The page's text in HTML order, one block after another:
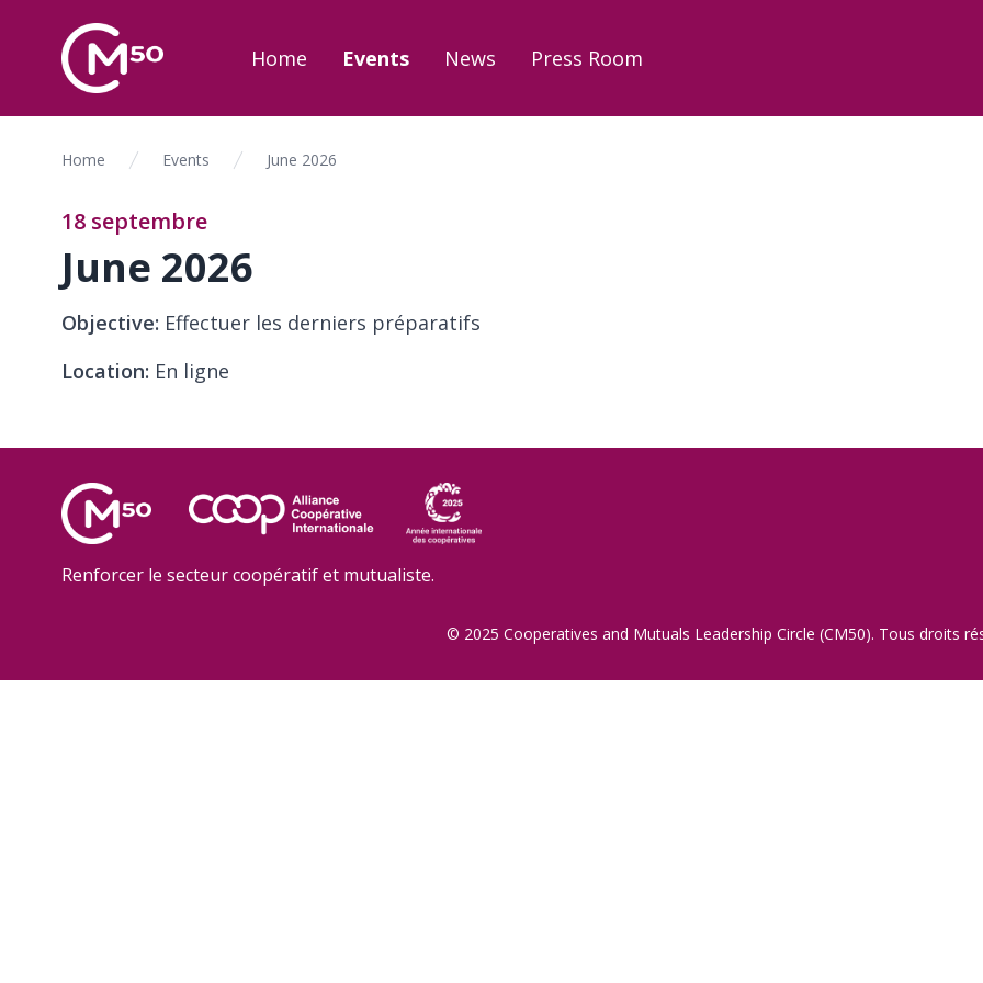
Home Events News Press Room
Home Events June 2026
18 septembre
June 2026
Objective: Effectuer les derniers préparatifs
Location: En ligne
Renforcer le secteur coopératif et mutualiste.
© 2025 Cooperatives and Mutuals Leadership Circle (CM50). Tous droits